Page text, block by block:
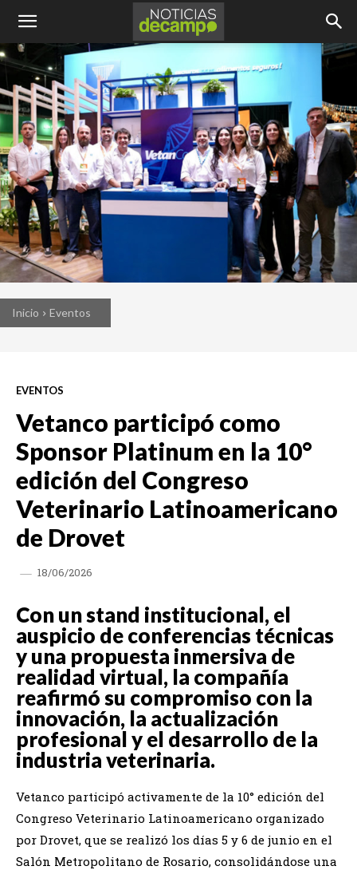
Inicio Eventos
EVENTOS
Vetanco participó como
Sponsor Platinum en la 10°
edición del Congreso
Veterinario Latinoamericano
de Drovet
18/06/2026
Con un stand institucional, el
auspicio de conferencias técnicas
y una propuesta inmersiva de
realidad virtual, la compañía
reafirmó su compromiso con la
innovación, la actualización
profesional y el desarrollo de la
industria veterinaria.
Vetanco participó activamente de la 10° edición del
Congreso Veterinario Latinoamericano organizado
por Drovet, que se realizó los días 5 y 6 de junio en el
Salón Metropolitano de Rosario, consolidándose una